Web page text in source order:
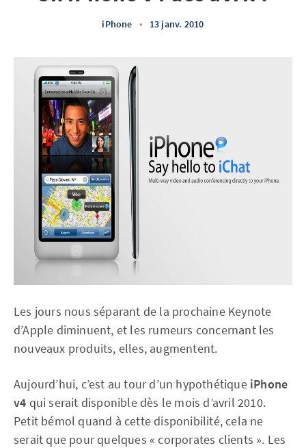
iPhone • 13 janv. 2010
Les jours nous séparant de la prochaine Keynote
d’Apple diminuent, et les rumeurs concernant les
nouveaux produits, elles, augmentent.
Aujourd’hui, c’est au tour d’un hypothétique iPhone
v4 qui serait disponible dès le mois d’avril 2010.
Petit bémol quand à cette disponibilité, cela ne
serait que pour quelques « corporates clients ». Les